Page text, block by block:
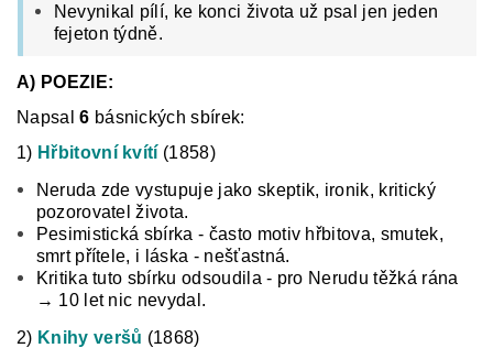
Nevynikal pílí, ke konci života už psal jen jeden
fejeton týdně.
A) POEZIE:
Napsal6 básnických sbírek:
1) Hřbitovní kvítí (1858)
Neruda zde vystupuje jako skeptik, ironik, kritický
pozorovatel života.
Pesimistická sbírka - často motiv hřbitova, smutek,
smrt přítele, i láska - nešťastná.
Kritika tuto sbírku odsoudila - pro Nerudu těžká rána
→ 10 let nic nevydal.
2) Knihy veršů (1868)